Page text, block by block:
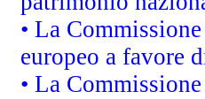
• La
europeo a favore
• La